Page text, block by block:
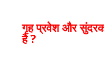
गृह प्रवेश और
है ?